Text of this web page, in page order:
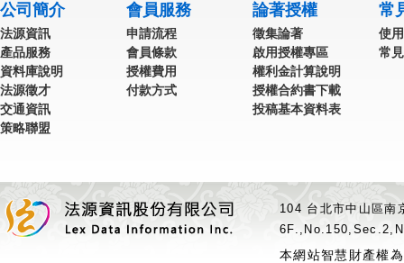
公司簡介
法源資訊
產品服務
資料庫說明
法源徵才
交通資訊
策略聯盟
會員服務
申請流程
會員條款
授權費用
付款方式
論著授權
徵集論著
啟用授權專區
權利金計算說明
授權合約書下載
投稿基本資料表
常
使
常
104 台北市中山區
本網站智慧財產權